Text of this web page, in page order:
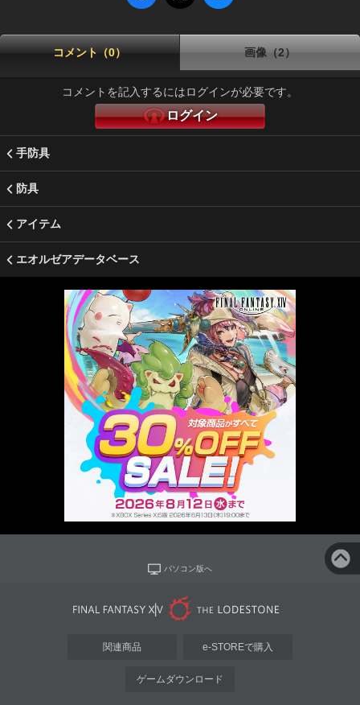
コメント（0） 画像（2）
コメントを記入するにはログインが必要です。
ログイン
手防具
防具
アイテム
エオルゼアデータベース
パソコン版へ
関連商品 e-STOREで購入
ゲームダウンロード